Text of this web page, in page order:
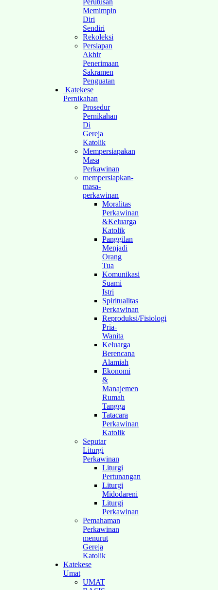
Perutusan
Memimpin
Diri
Sendiri
Rekoleksi
Persiapan
Akhir
Penerimaan
Sakramen
Penguatan
Katekese
Pernikahan
Prosedur
Pernikahan
Di
Gereja
Katolik
Mempersiapakan
Masa
Perkawinan
mempersiapkan-
masa-
perkawinan
Moralitas
Perkawinan
&Keluarga
Katolik
Panggilan
Menjadi
Orang
Tua
Komunikasi
Suami
Istri
Spiritualitas
Perkawinan
Reproduksi/Fisiologi
Pria-
Wanita
Keluarga
Berencana
Alamiah
Ekonomi
&
Manajemen
Rumah
Tangga
Tatacara
Perkawinan
Katolik
Seputar
Liturgi
Perkawinan
Liturgi
Pertunangan
Liturgi
Midodareni
Liturgi
Perkawinan
Pemahaman
Perkawinan
menurut
Gereja
Katolik
Katekese
Umat
UMAT